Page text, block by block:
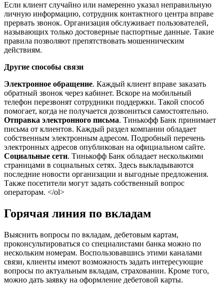
Если клиент случайно или намеренно указал неправильную
личную информацию, сотрудник контактного центра вправе
прервать звонок. Организация обслуживает пользователей,
называющих только достоверные паспортные данные. Такие
правила позволяют препятствовать мошенническим
действиям.
Другие способы связи
Электронное обращение. Каждый клиент вправе заказать
обратный звонок через кабинет. Вскоре на мобильный
телефон перезвонят сотрудники поддержки. Такой способ
помогает, когда не получается дозвониться самостоятельно.
Отправка электронного письма. Тинькофф Банк принимает
письма от клиентов. Каждый раздел компании обладает
собственным электронным адресом. Подробный перечень
электронных адресов опубликован на официальном сайте.
Социальные сети. Тинькофф Банк обладает несколькими
страницами в социальных сетях. Здесь выкладываются
последние новости организации и выгодные предложения.
Также посетители могут задать собственный вопрос
операторам. </ol>
Горячая линия по вкладам
Выяснить вопросы по вкладам, дебетовым картам,
проконсультироваться со специалистами банка можно по
нескольким номерам. Воспользовавшись этими каналами
связи, клиенты имеют возможность задать интересующие
вопросы по актуальным вкладам, страховании. Кроме того,
можно дать заявку на оформление дебетовой карты.